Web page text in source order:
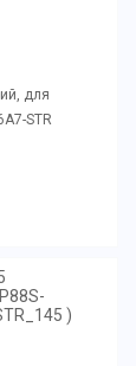
для
STR
)